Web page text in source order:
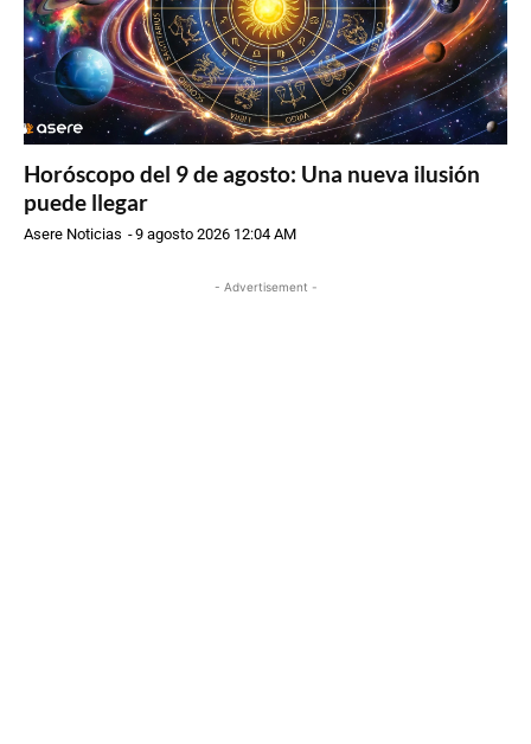
Horóscopo del 9 de agosto: Una nueva ilusión
puede llegar
Asere Noticias -9 agosto 2026 12:04 AM
- Advertisement -